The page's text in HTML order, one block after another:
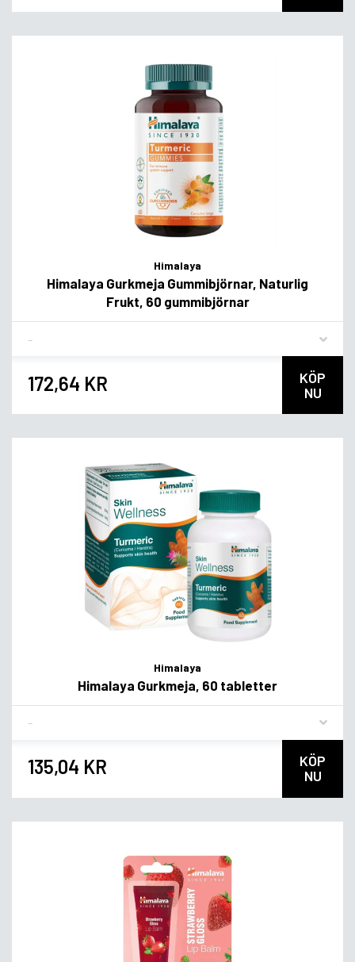
Himalaya
Himalaya Gurkmeja Gummibjörnar, Naturlig
Frukt, 60 gummibjörnar
172,64 KR
KÖP
NU
Himalaya
Himalaya Gurkmeja, 60 tabletter
135,04 KR
KÖP
NU